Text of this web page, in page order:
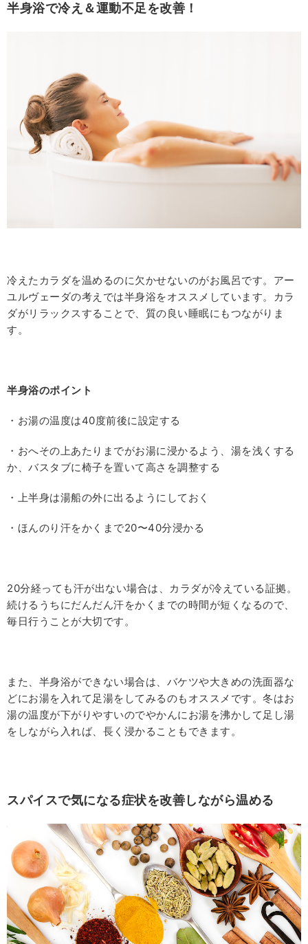
半身浴で冷え＆運動不足を改善！
冷えたカラダを温めるのに欠かせないのがお風呂です。アー
ユルヴェーダの考えでは半身浴をオススメしています。カラ
ダがリラックスすることで、質の良い睡眠にもつながりま
す。
半身浴のポイント
・お湯の温度は40度前後に設定する
・おへその上あたりまでがお湯に浸かるよう、湯を浅くする
か、バスタブに椅子を置いて高さを調整する
・上半身は湯船の外に出るようにしておく
・ほんのり汗をかくまで20〜40分浸かる
20分経っても汗が出ない場合は、カラダが冷えている証拠。
続けるうちにだんだん汗をかくまでの時間が短くなるので、
毎日行うことが大切です。
また、半身浴ができない場合は、バケツや大きめの洗面器な
どにお湯を入れて足湯をしてみるのもオススメです。冬はお
湯の温度が下がりやすいのでやかんにお湯を沸かして足し湯
をしながら入れば、長く浸かることもできます。
スパイスで気になる症状を改善しながら温める